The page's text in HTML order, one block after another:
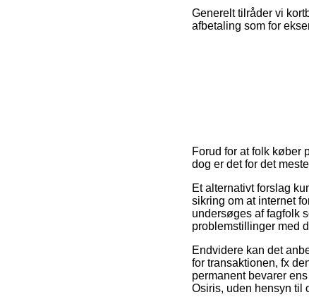
Generelt tilråder vi
afbetaling som for
Forud for at folk køber
dog er det for det
Et alternativt forslag
sikring om at internet
undersøges af fagfolk
problemstillinger med
Endvidere kan det
for transaktionen, fx
permanent bevarer
Osiris, uden hensyn til